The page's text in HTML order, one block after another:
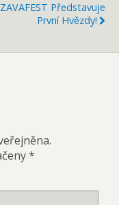
Představuje
První Hvězdy!
*